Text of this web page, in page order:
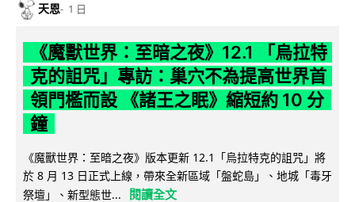
天恩 1 日
《魔獸世界：至暗之夜》12.1 「烏拉特
克的詛咒」專訪：巢穴不為提高世界首
領門檻而設 《諸王之眠》縮短約 10 分
鐘
《魔獸世界：至暗之夜》版本更新 12.1「烏拉特克的詛咒」將
於 8 月 13 日正式上線，帶來全新區域「盤蛇島」、地城「毒牙
祭壇」、新型態世...
閱讀全文